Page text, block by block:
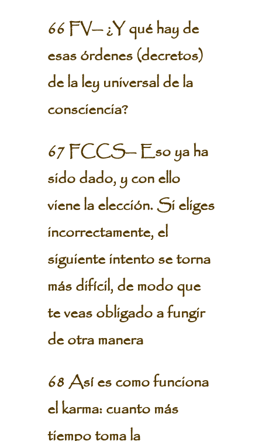
66 FV— ¿Y qué hay de
esas órdenes (decretos)
de la ley universal de la
consciencia?
67 FCCS— Eso ya ha
sido dado, y con ello
viene la elección. Si eliges
incorrectamente, el
siguiente intento se torna
más difícil, de modo que
te veas obligado a fungir
de otra manera
68 Así es como funciona
el karma: cuanto más